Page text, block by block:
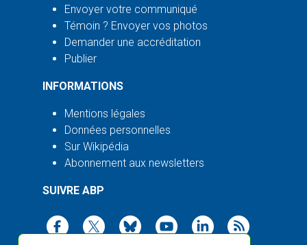
Envoyer votre communiqué
Témoin ? Envoyer vos photos
Demander une accréditation
Publier
INFORMATIONS
Mentions légales
Données personnelles
Sur Wikipédia
Abonnement aux newsletters
SUIVRE ABP